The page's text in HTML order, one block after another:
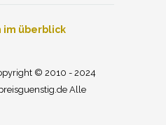
im überblick
© 2010 - 2024
Alle